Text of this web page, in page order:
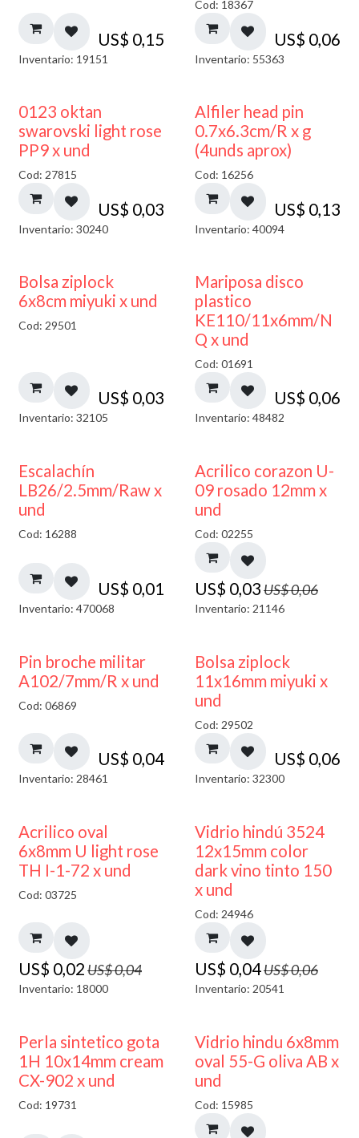
US$ 0,15
Inventario: 19151
Cod: 18367
US$ 0,06
Inventario: 55363
0123 oktan
swarovski light rose
PP9 x und
Cod: 27815
US$ 0,03
Inventario: 30240
Alfiler head pin
0.7x6.3cm/R x g
(4unds aprox)
Cod: 16256
US$ 0,13
Inventario: 40094
¡NUEVO!
Bolsa ziplock
6x8cm miyuki x und
Cod: 29501
US$ 0,03
Inventario: 32105
Mariposa disco
plastico
KE110/11x6mm/N
Q x und
Cod: 01691
US$ 0,06
Inventario: 48482
Escalachín
LB26/2.5mm/Raw x
und
Cod: 16288
US$ 0,01
Inventario: 470068
50% DESCUENTO
Acrilico corazon U-
09 rosado 12mm x
und
Cod: 02255
US$ 0,03US$0,06
Inventario: 21146
Pin broche militar
A102/7mm/R x und
Cod: 06869
US$ 0,04
Inventario: 28461
¡NUEVO!
Bolsa ziplock
11x16mm miyuki x
und
Cod: 29502
US$ 0,06
Inventario: 32300
50% DESCUENTO
Acrilico oval
6x8mm U light rose
TH I-1-72 x und
Cod: 03725
US$ 0,02US$0,04
Inventario: 18000
40% DESCUENTO
Vidrio hindú 3524
12x15mm color
dark vino tinto 150
x und
Cod: 24946
US$ 0,04US$0,06
Inventario: 20541
Perla sintetico gota
1H 10x14mm cream
CX-902 x und
Cod: 19731 50% DESCUENTO
Vidrio hindu 6x8mm
oval 55-G oliva AB x
und
Cod: 15985